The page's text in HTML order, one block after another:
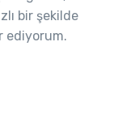
bir şekilde
ediyorum.